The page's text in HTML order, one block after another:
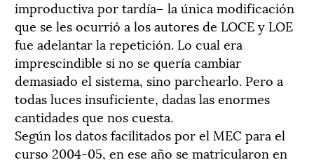
improductiva por tardía– la única modificación
que se les ocurrió a los autores de LOCE y LOE
fue adelantar la repetición. Lo cual era
imprescindible si no se quería cambiar
demasiado el sistema, sino parchearlo. Pero a
todas luces insuficiente, dadas las enormes
cantidades que nos cuesta.
Según los datos facilitados por el MEC para el
curso 2004-05, en ese año se matricularon en